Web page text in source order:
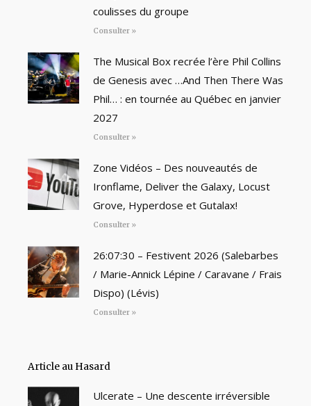
coulisses du groupe
Consulter »
The Musical Box recrée l’ère Phil Collins
de Genesis avec …And Then There Was
Phil… : en tournée au Québec en janvier
2027
Consulter »
Zone Vidéos – Des nouveautés de
Ironflame, Deliver the Galaxy, Locust
Grove, Hyperdose et Gutalax!
Consulter »
26:07:30 – Festivent 2026 (Salebarbes
/ Marie-Annick Lépine / Caravane / Frais
Dispo) (Lévis)
Consulter »
Article au Hasard
Ulcerate – Une descente irréversible